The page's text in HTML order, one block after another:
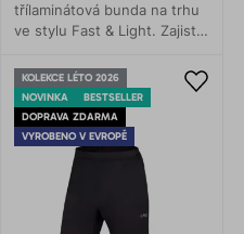
třílaminátová bunda na trhu
ve stylu Fast & Light. Zajistí
minimální hmotností.
KOLEKCE LÉTO 2026
NOVINKA
BESTSELLER
DOPRAVA ZDARMA
VYROBENO V EVROPĚ